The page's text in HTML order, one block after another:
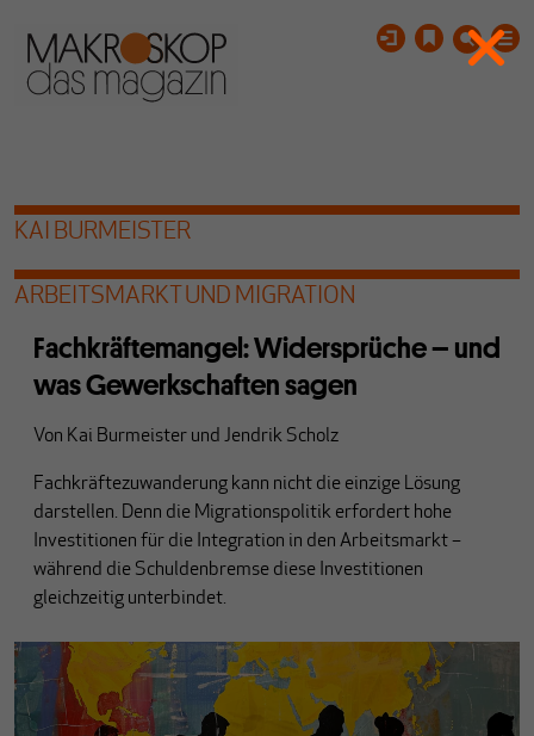
KAI BURMEISTER
ARBEITSMARKT UND MIGRATION
Fachkräftemangel: Widersprüche – und
was Gewerkschaften sagen
Von Kai Burmeister und Jendrik Scholz
Fachkräftezuwanderung kann nicht die einzige Lösung
darstellen. Denn die Migrationspolitik erfordert hohe
Investitionen für die Integration in den Arbeitsmarkt –
während die Schuldenbremse diese Investitionen
gleichzeitig unterbindet.